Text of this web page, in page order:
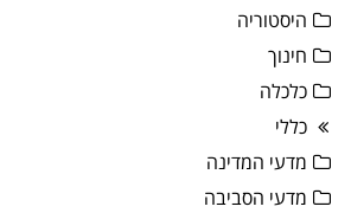
היסטוריה
חינוך
כלכלה
כללי
מדעי המדינה
מדעי הסביבה